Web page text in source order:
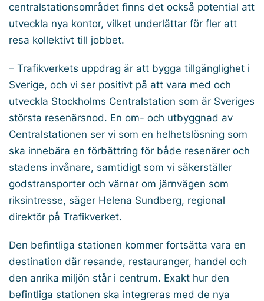
centralstationsområdet finns det också potential att
utveckla nya kontor, vilket underlättar för fler att
resa kollektivt till jobbet.
– Trafikverkets uppdrag är att bygga tillgänglighet i
Sverige, och vi ser positivt på att vara med och
utveckla Stockholms Centralstation som är Sveriges
största resenärsnod. En om- och utbyggnad av
Centralstationen ser vi som en helhetslösning som
ska innebära en förbättring för både resenärer och
stadens invånare, samtidigt som vi säkerställer
godstransporter och värnar om järnvägen som
riksintresse, säger Helena Sundberg, regional
direktör på Trafikverket.
Den befintliga stationen kommer fortsätta vara en
destination där resande, restauranger, handel och
den anrika miljön står i centrum. Exakt hur den
befintliga stationen ska integreras med de nya